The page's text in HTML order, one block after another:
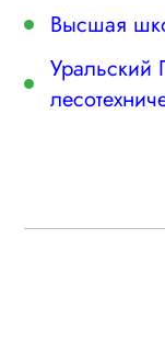
Высшая
Уральский